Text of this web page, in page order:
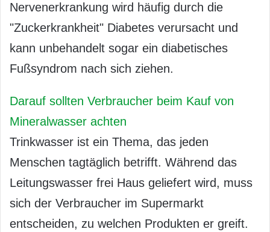
Nervenerkrankung wird häufig durch die
"Zuckerkrankheit" Diabetes verursacht und
kann unbehandelt sogar ein diabetisches
Fußsyndrom nach sich ziehen.
Darauf sollten Verbraucher beim Kauf von
Mineralwasser achten
Trinkwasser ist ein Thema, das jeden
Menschen tagtäglich betrifft. Während das
Leitungswasser frei Haus geliefert wird, muss
sich der Verbraucher im Supermarkt
entscheiden, zu welchen Produkten er greift.